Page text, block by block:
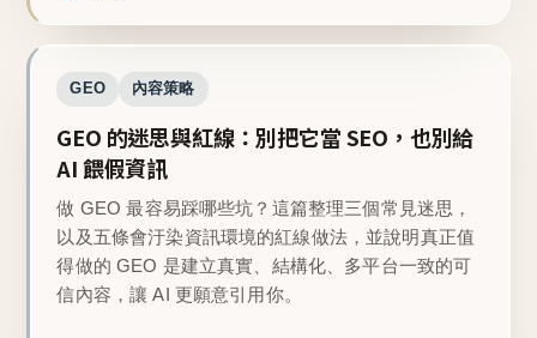
GEO 內容策略
GEO 的迷思與紅線：別把它當 SEO，也別給
AI 餵假資訊
做 GEO 最容易踩哪些坑？這篇整理三個常見迷思，
以及五條會汙染資訊環境的紅線做法，並說明真正值
得做的 GEO 是建立真實、結構化、多平台一致的可
信內容，讓 AI 更願意引用你。